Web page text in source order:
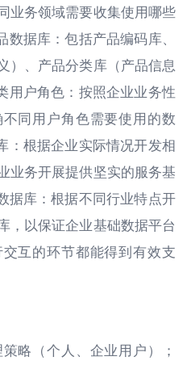
业务领域需要收集使用哪些
据库：包括产品编码库、
）、产品分类库（产品信息
用户角色：按照企业业务性
同用户角色需要使用的数
：根据企业实际情况开发相
业务开展提供坚实的服务基
据库：根据不同行业特点开
，以保证企业基础数据平台
互的环节都能得到有效支
略（个人、企业用户）；